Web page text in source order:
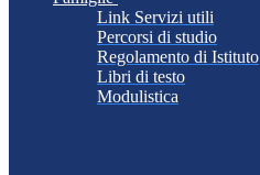
Link Servizi utili
Percorsi di studio
Regolamento di Istituto
Libri di testo
Modulistica